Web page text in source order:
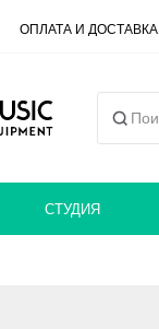
ОПЛАТА И ДОСТАВКА
СТУДИЯ